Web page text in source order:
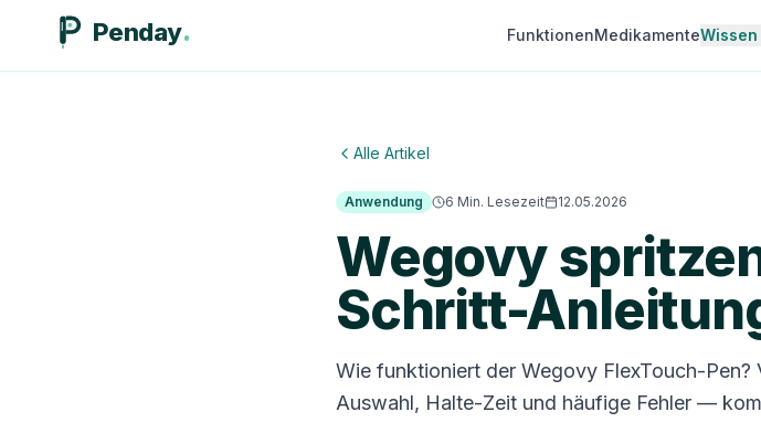
Penday FunktionenMedikamenteWissen
Alle Artikel
Anwendung 6 Min. Lesezeit 12.05.2026
Wegovy
Schritt-
Wie funktioniert der Wegovy FlexTouch-Pen?
Auswahl, Halte-Zeit und häufige Fehler —